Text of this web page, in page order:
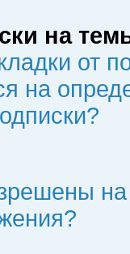
на
от
на